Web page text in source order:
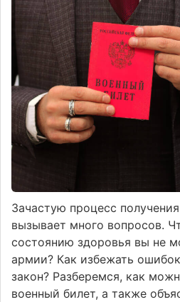
Зачастую процесс
вызывает много вопросов.
состоянию здоровья вы не
армии? Как избежать
закон? Разберемся, как
военный билет, а также